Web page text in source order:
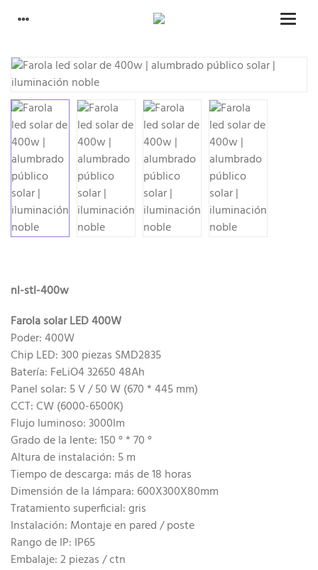
nl-stl-400w
Farola solar LED 400W
Poder: 400W
Chip LED: 300 piezas SMD2835
Batería: FeLiO4 32650 48Ah
Panel solar: 5 V / 50 W (670 * 445 mm)
CCT: CW (6000-6500K)
Flujo luminoso: 3000lm
Grado de la lente: 150 ° * 70 °
Altura de instalación: 5 m
Tiempo de descarga: más de 18 horas
Dimensión de la lámpara: 600X300X80mm
Tratamiento superficial: gris
Instalación: Montaje en pared / poste
Rango de IP: IP65
Embalaje: 2 piezas / ctn